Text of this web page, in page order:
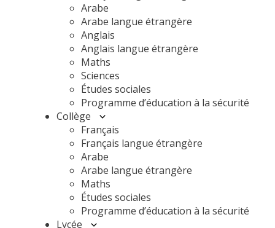
Arabe
Arabe langue étrangère
Anglais
Anglais langue étrangère
Maths
Sciences
Études sociales
Programme d’éducation à la sécurité
Collège
Français
Français langue étrangère
Arabe
Arabe langue étrangère
Maths
Études sociales
Programme d’éducation à la sécurité
Lycée